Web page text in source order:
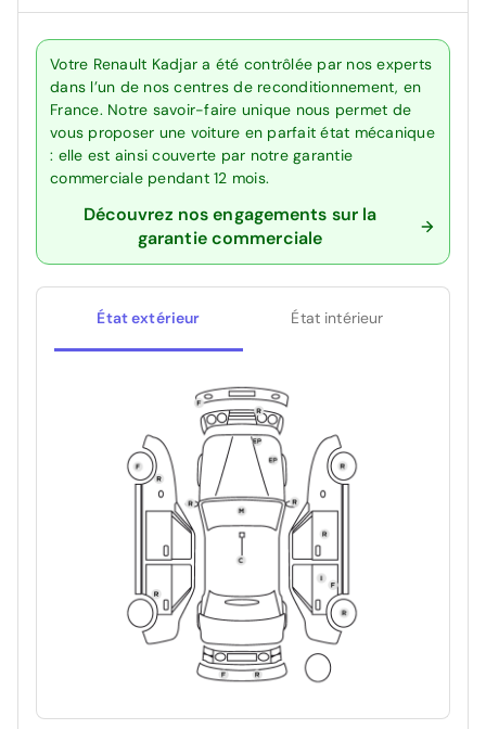
Votre Renault Kadjar a été contrôlée par nos experts
dans l’un de nos centres de reconditionnement, en
France. Notre savoir-faire unique nous permet de
vous proposer une voiture en parfait état mécanique
: elle est ainsi couverte par notre garantie
commerciale pendant 12 mois.
Découvrez nos engagements sur la
garantie commerciale
État extérieur État intérieur